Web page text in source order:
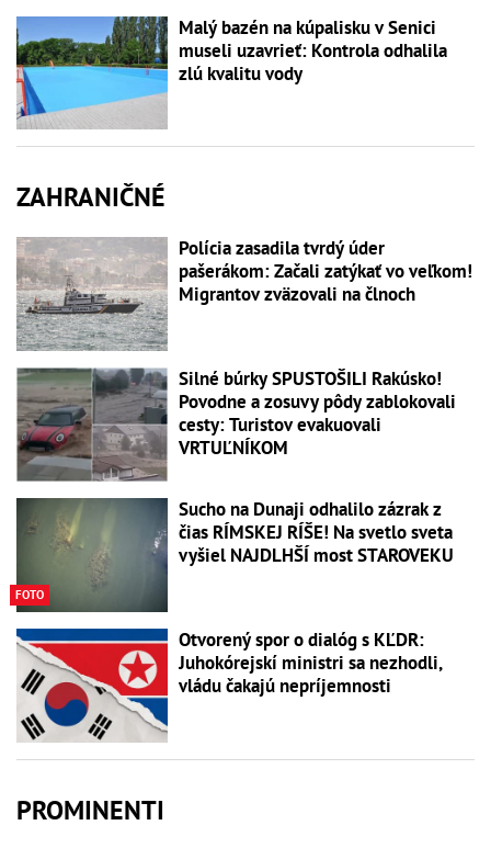
Malý bazén na kúpalisku v Senici
museli uzavrieť: Kontrola odhalila
zlú kvalitu vody
ZAHRANIČNÉ
Polícia zasadila tvrdý úder
pašerákom: Začali zatýkať vo veľkom!
Migrantov zväzovali na člnoch
Silné búrky SPUSTOŠILI Rakúsko!
Povodne a zosuvy pôdy zablokovali
cesty: Turistov evakuovali
VRTUĽNÍKOM
FOTO
Sucho na Dunaji odhalilo zázrak z
čias RÍMSKEJ RÍŠE! Na svetlo sveta
vyšiel NAJDLHŠÍ most STAROVEKU
Otvorený spor o dialóg s KĽDR:
Juhokórejskí ministri sa nezhodli,
vládu čakajú nepríjemnosti
PROMINENTI